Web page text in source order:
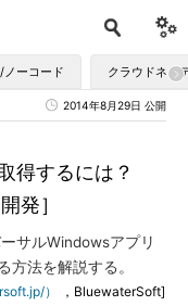
ノーコード クラウドネイ
2014年8月29日 公開
得するには？
発］
サルWindowsアプリ
方法を解説する。
）
，BluewaterSoft]